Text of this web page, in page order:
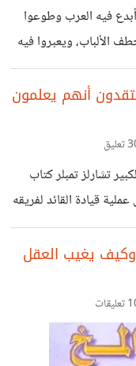
فيه العرب وطوعوا
الألباب، ويعبروا فيه
العربي عبر التاريخ
العمودي القديمة الذي
بقافية واحدة آخر
شعر حر ويتكون من
بالشعر التعليمي الذي
وهو شكل
أنهم يعلمون
تشارلز تمبلر كتاب
قيادة القائد لفريقه
والإنسان لنفسه. لكن وقعت عيني على قاعدة رقم 27 من الكتاب
حولها القاعدة
منك ولو لم يكن هذا
الكتاب يرى أن هذه القاعدة
والسبب في رأيه أنها
يغيب العقل